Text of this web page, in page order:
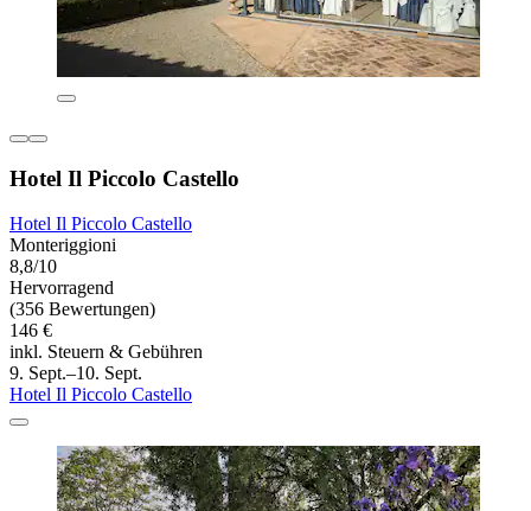
Hotel Il Piccolo Castello
Hotel Il Piccolo Castello
Monteriggioni
8,8/10
Hervorragend
(356 Bewertungen)
146 €
inkl. Steuern & Gebühren
9. Sept.–10. Sept.
Hotel Il Piccolo Castello